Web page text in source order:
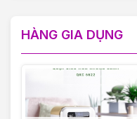
HÀNG GIA DỤNG